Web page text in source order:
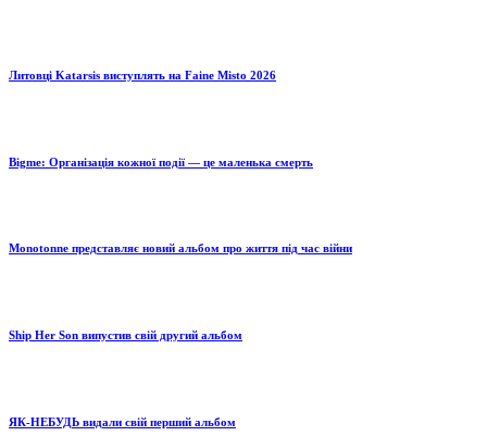
Литовці Katarsis виступлять на Faine Misto 2026
Bigme: Організація кожної події — це маленька смерть
Monotonne представляє новий альбом про життя під час війни
Ship Her Son випустив свій другий альбом
ЯК-НЕБУДЬ видали свій перший альбом